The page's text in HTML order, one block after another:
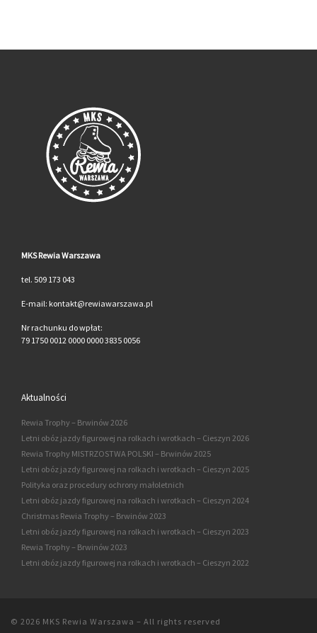
MKS Rewia Warszawa
tel. 509 173 043
E-mail: kontakt@rewiawarszawa.pl
Nr rachunku do wpłat:
79 1750 0012 0000 0000 3835 0056
Aktualności
Rewia Trophy – Brwinów 2026
Letni obóz jazdy figurowej na rolkach i wrotkach – Cieszyn 2026
Rewia Trophy MISTRZOSTWA POLSKI – Brwinów 2025
Letni obóz jazdy figurowej na rolkach i wrotkach – Cieszyn 2025
Polityka oraz procedury ochrony małoletnich
Letni obóz jazdy figurowej na rolkach i wrotkach – Cieszyn 2024
Christmas Rewia Trophy – Brwinów 2023
Letni obóz jazdy figurowej na rolkach i wrotkach – Cieszyn 2023
Rewia Trophy – Brwinów 2023
Letni obóz jazdy figurowej na rolkach i wrotkach – Cieszyn 2022
© 2026 MKS Rewia Warszawa – All rights reserved